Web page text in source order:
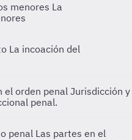
menores La
La incoación del
el orden penal Jurisdicción y
penal.
penal Las partes en el